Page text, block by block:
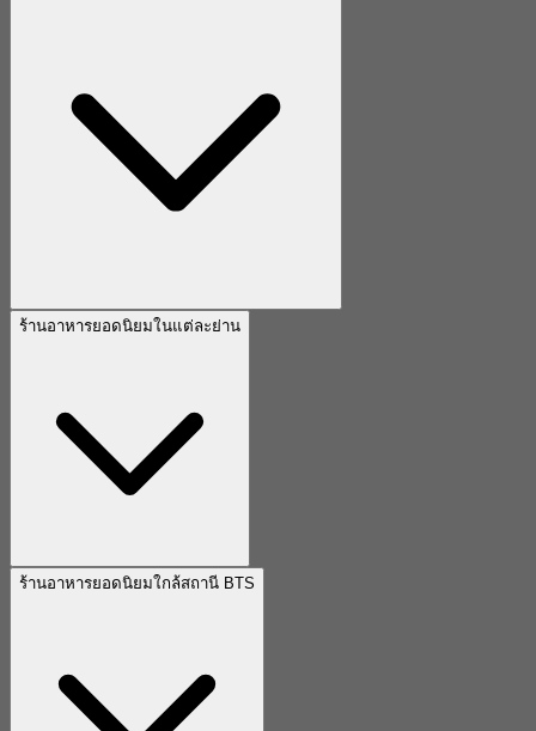
ร้านอาหารยอดนิยมในแต่ละย่าน
ร้านอาหารยอดนิยมใกล้สถานี BTS